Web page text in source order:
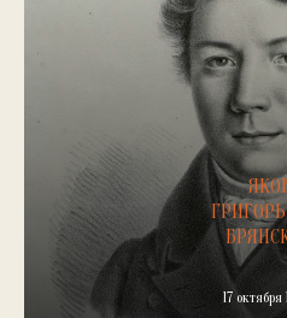
17 октября